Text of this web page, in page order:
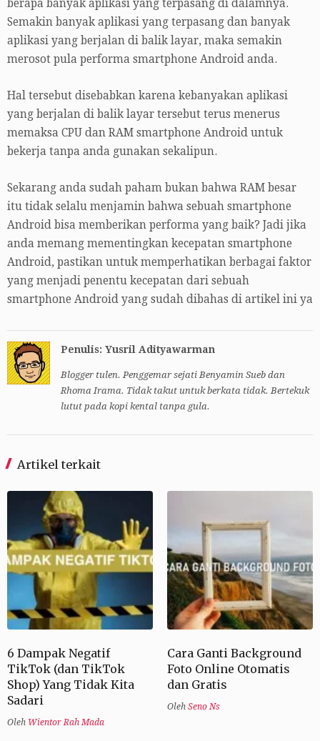
berapa banyak aplikasi yang terpasang di dalamnya.
Semakin banyak aplikasi yang terpasang dan banyak
aplikasi yang berjalan di balik layar, maka semakin
merosot pula performa smartphone Android anda.
Hal tersebut disebabkan karena kebanyakan aplikasi
yang berjalan di balik layar tersebut terus menerus
memaksa CPU dan RAM smartphone Android untuk
bekerja tanpa anda gunakan sekalipun.
Sekarang anda sudah paham bukan bahwa RAM besar
itu tidak selalu menjamin bahwa sebuah smartphone
Android bisa memberikan performa yang baik? Jadi jika
anda memang mementingkan kecepatan smartphone
Android, pastikan untuk memperhatikan berbagai faktor
yang menjadi penentu kecepatan dari sebuah
smartphone Android yang sudah dibahas di artikel ini ya
Penulis: Yusril Adityawarman
Blogger tulen. Penggemar sejati Benyamin Sueb dan
Rhoma Irama. Tidak takut untuk berkata tidak. Bertekuk
lutut pada kopi kental tanpa gula.
Artikel terkait
6 Dampak Negatif
TikTok (dan TikTok
Shop) Yang Tidak Kita
Sadari
Oleh Wientor Rah Mada
Cara Ganti Background
Foto Online Otomatis
dan Gratis
Oleh Seno Ns